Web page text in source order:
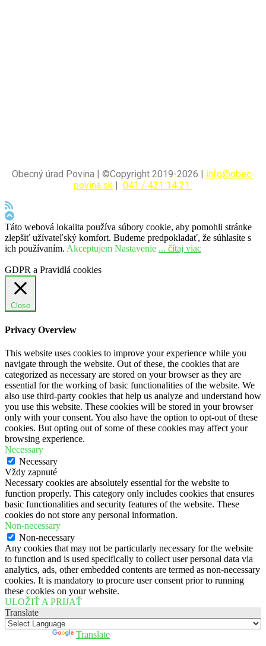
Obecný úrad Povina | ©Copyright 2019-2026 | info@obec-
povina.sk
041 / 421 14 21
Táto webová lokalita používa súbory cookie, aby pomohli stránke
zlepšiť užívateľský komfort. Budeme predpokladať, že súhlasíte s
ich používaním. Akceptujem Nastavenie ... čítaj viac
GDPR a Pravidlá cookies
Close
Privacy Overview
This website uses cookies to improve your experience while you
navigate through the website. Out of these, the cookies that are
categorized as necessary are stored on your browser as they are
essential for the working of basic functionalities of the website. We
also use third-party cookies that help us analyze and understand how
you use this website. These cookies will be stored in your browser
only with your consent. You also have the option to opt-out of these
cookies. But opting out of some of these cookies may affect your
browsing experience.
Necessary
Necessary
Vždy zapnuté
Necessary cookies are absolutely essential for the website to
function properly. This category only includes cookies that ensures
basic functionalities and security features of the website. These
cookies do not store any personal information.
Non-necessary
Non-necessary
Any cookies that may not be particularly necessary for the website
to function and is used specifically to collect user personal data via
analytics, ads, other embedded contents are termed as non-necessary
cookies. It is mandatory to procure user consent prior to running
these cookies on your website.
ULOŽIŤ A PRIJAŤ
Translate
Translate